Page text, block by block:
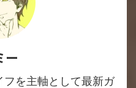
ー
を主軸として最新ガ